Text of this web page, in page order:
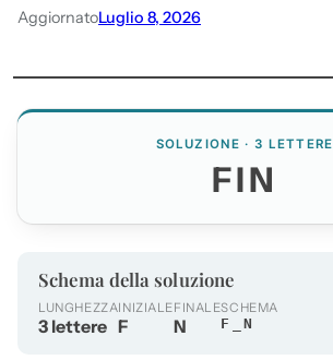
AggiornatoLuglio 8, 2026
SOLUZIONE · 3 LETTERE
FIN
Schema della soluzione
LUNGHEZZA
3 lettere
INIZIALE
F
FINALE
N
SCHEMA
F_N